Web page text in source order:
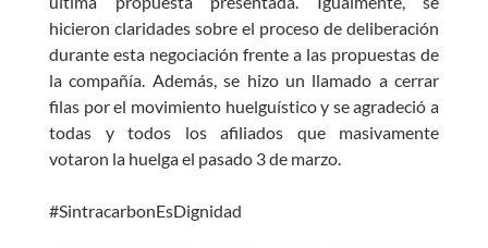
hicieron claridades sobre el proceso de deliberación
durante esta negociación frente a las propuestas de
la compañía. Además, se hizo un llamado a cerrar
filas por el movimiento huelguístico y se agradeció a
todas y todos los afiliados que masivamente
votaron la huelga el pasado 3 de marzo.
#SintracarbonEsDignidad